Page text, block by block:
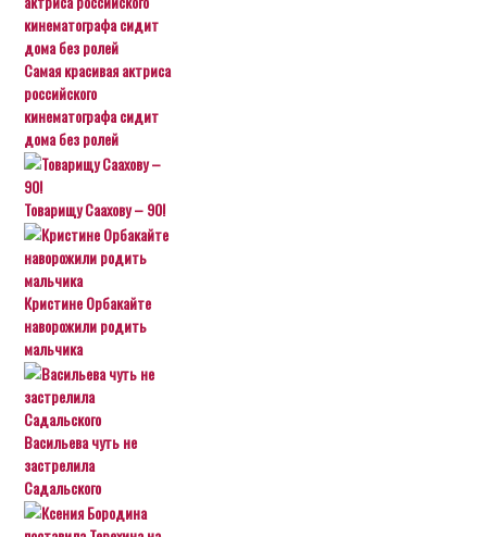
Самая красивая актриса
российского
кинематографа сидит
дома без ролей
Товарищу Саахову – 90!
Кристине Орбакайте
наворожили родить
мальчика
Васильева чуть не
застрелила
Садальского